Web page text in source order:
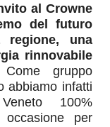
al Crowne
del futuro
una
rinnovabile
Come gruppo
abbiamo infatti
100%
occasione per